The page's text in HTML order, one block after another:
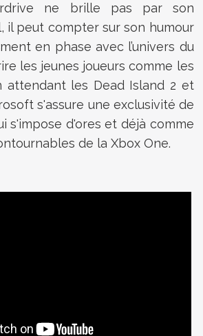
ne brille pas par son
il peut compter sur son humour
en phase avec l’univers du
les jeunes joueurs comme les
attendant les Dead Island 2 et
s'assure une exclusivité de
s'impose d'ores et déjà comme
de la Xbox One.